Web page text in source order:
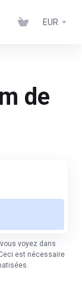
EUR
de
voyez dans
est nécessaire